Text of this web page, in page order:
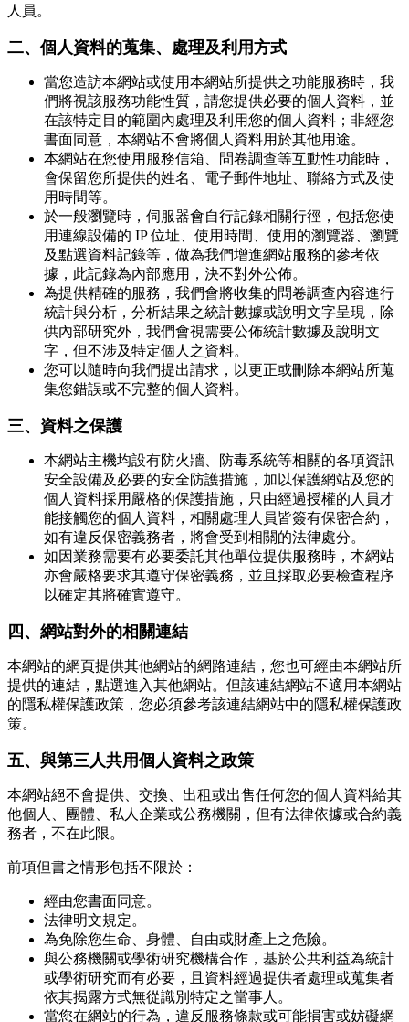
人員。
二、個人資料的蒐集、處理及利用方式
當您造訪本網站或使用本網站所提供之功能服務時，我
們將視該服務功能性質，請您提供必要的個人資料，並
在該特定目的範圍內處理及利用您的個人資料；非經您
書面同意，本網站不會將個人資料用於其他用途。
本網站在您使用服務信箱、問卷調查等互動性功能時，
會保留您所提供的姓名、電子郵件地址、聯絡方式及使
用時間等。
於一般瀏覽時，伺服器會自行記錄相關行徑，包括您使
用連線設備的 IP 位址、使用時間、使用的瀏覽器、瀏覽
及點選資料記錄等，做為我們增進網站服務的參考依
據，此記錄為內部應用，決不對外公佈。
為提供精確的服務，我們會將收集的問卷調查內容進行
統計與分析，分析結果之統計數據或說明文字呈現，除
供內部研究外，我們會視需要公佈統計數據及說明文
字，但不涉及特定個人之資料。
您可以隨時向我們提出請求，以更正或刪除本網站所蒐
集您錯誤或不完整的個人資料。
三、資料之保護
本網站主機均設有防火牆、防毒系統等相關的各項資訊
安全設備及必要的安全防護措施，加以保護網站及您的
個人資料採用嚴格的保護措施，只由經過授權的人員才
能接觸您的個人資料，相關處理人員皆簽有保密合約，
如有違反保密義務者，將會受到相關的法律處分。
如因業務需要有必要委託其他單位提供服務時，本網站
亦會嚴格要求其遵守保密義務，並且採取必要檢查程序
以確定其將確實遵守。
四、網站對外的相關連結
本網站的網頁提供其他網站的網路連結，您也可經由本網站所
提供的連結，點選進入其他網站。但該連結網站不適用本網站
的隱私權保護政策，您必須參考該連結網站中的隱私權保護政
策。
五、與第三人共用個人資料之政策
本網站絕不會提供、交換、出租或出售任何您的個人資料給其
他個人、團體、私人企業或公務機關，但有法律依據或合約義
務者，不在此限。
前項但書之情形包括不限於：
經由您書面同意。
法律明文規定。
為免除您生命、身體、自由或財產上之危險。
與公務機關或學術研究機構合作，基於公共利益為統計
或學術研究而有必要，且資料經過提供者處理或蒐集者
依其揭露方式無從識別特定之當事人。
當您在網站的行為，違反服務條款或可能損害或妨礙網